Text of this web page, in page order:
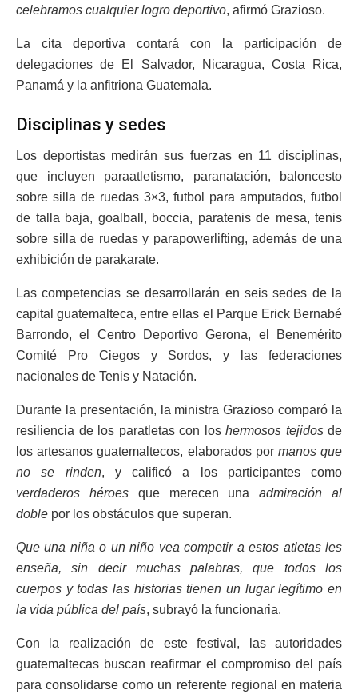
celebramos cualquier logro deportivo, afirmó Grazioso.
La cita deportiva contará con la participación de
delegaciones de El Salvador, Nicaragua, Costa Rica,
Panamá y la anfitriona Guatemala.
Disciplinas y sedes
Los deportistas medirán sus fuerzas en 11 disciplinas,
que incluyen paraatletismo, paranatación, baloncesto
sobre silla de ruedas 3×3, futbol para amputados, futbol
de talla baja, goalball, boccia, paratenis de mesa, tenis
sobre silla de ruedas y parapowerlifting, además de una
exhibición de parakarate.
Las competencias se desarrollarán en seis sedes de la
capital guatemalteca, entre ellas el Parque Erick Bernabé
Barrondo, el Centro Deportivo Gerona, el Benemérito
Comité Pro Ciegos y Sordos, y las federaciones
nacionales de Tenis y Natación.
Durante la presentación, la ministra Grazioso comparó la
resiliencia de los paratletas con los hermosos tejidosde
los artesanos guatemaltecos, elaborados por manos que
no se rinden, y calificó a los participantes como
verdaderos héroesque merecen unaadmiración al
doble por los obstáculos que superan.
Que una niña o un niño vea competir a estos atletas les
enseña, sin decir muchas palabras, que todos los
cuerpos y todas las historias tienen un lugar legítimo en
la vida pública del país, subrayó la funcionaria.
Con la realización de este festival, las autoridades
guatemaltecas buscan reafirmar el compromiso del país
para consolidarse como un referente regional en materia